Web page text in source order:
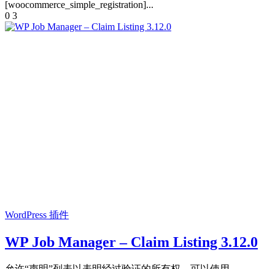
[woocommerce_simple_registration]...
0 3
WordPress 插件
WP Job Manager – Claim Listing 3.12.0